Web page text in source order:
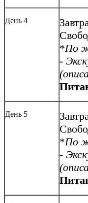
День 4
*По
-
День 5
*По
-